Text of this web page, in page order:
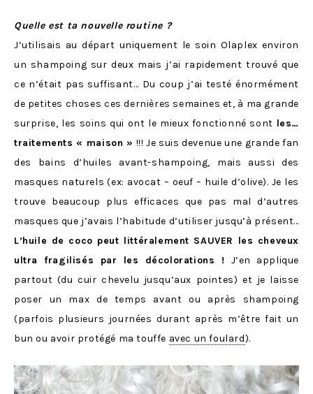
Quelle est ta nouvelle routine ?
J’utilisais au départ uniquement le soin Olaplex environ
un shampoing sur deux mais j’ai rapidement trouvé que
ce n’était pas suffisant… Du coup j’ai testé énormément
de petites choses ces dernières semaines et, à ma grande
surprise, les soins qui ont le mieux fonctionné sont les…
traitements « maison » !!! Je suis devenue une grande fan
des bains d’huiles avant-shampoing, mais aussi des
masques naturels (ex: avocat – oeuf – huile d’olive). Je les
trouve beaucoup plus efficaces que pas mal d’autres
masques que j’avais l’habitude d’utiliser jusqu’à présent…
L’huile de coco peut littéralement SAUVER les cheveux
ultra fragilisés par les décolorations ! J’en applique
partout (du cuir chevelu jusqu’aux pointes) et je laisse
poser un max de temps avant ou après shampoing
(parfois plusieurs journées durant après m’être fait un
bun ou avoir protégé ma touffe avec un foulard).